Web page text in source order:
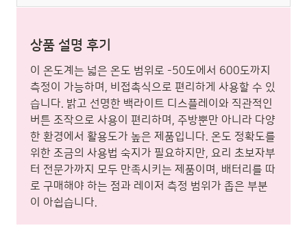
상품 설명 후기
이 온도계는 넓은 온도 범위로 -50도에서 600도까지
측정이 가능하며, 비접촉식으로 편리하게 사용할 수 있
습니다. 밝고 선명한 백라이트 디스플레이와 직관적인
버튼 조작으로 사용이 편리하며, 주방뿐만 아니라 다양
한 환경에서 활용도가 높은 제품입니다. 온도 정확도를
위한 조금의 사용법 숙지가 필요하지만, 요리 초보자부
터 전문가까지 모두 만족시키는 제품이며, 배터리를 따
로 구매해야 하는 점과 레이저 측정 범위가 좁은 부분
이 아쉽습니다.